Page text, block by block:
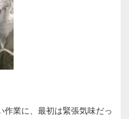
作業に、最初は緊張気味だっ